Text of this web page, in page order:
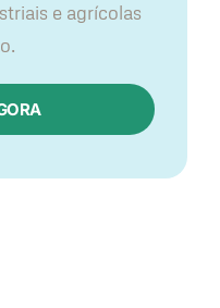
e agrícolas